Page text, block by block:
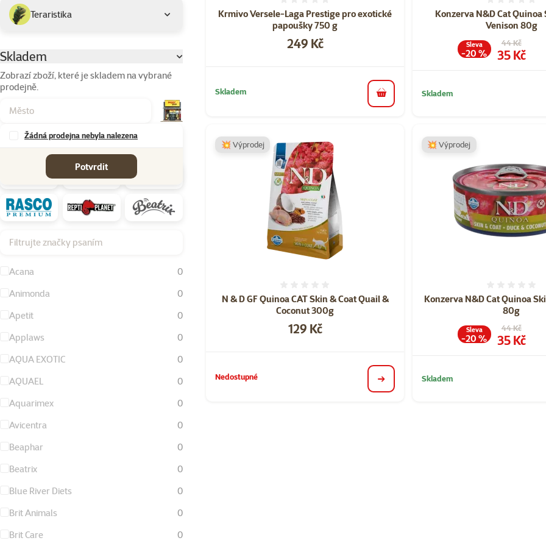
Teraristika
Parametrický filtr
Skladem
Zobrazí zboží, které je skladem na vybrané
prodejně.
Žádná prodejna nebyla nalezena
Potvrdit
Filtrujte značky psaním
Acana
0
Animonda
0
Apetit
0
Applaws
0
AQUA EXOTIC
0
AQUAEL
0
Aquarimex
0
Avicentra
0
Beaphar
0
Beatrix
0
Blue River Diets
0
Brit Animals
0
Brit Care
0
Krmivo Versele-Laga Prestige pro exotické
papoušky 750 g
Cena
249 Kč
Skladem
do košíku
Konzerva N&D Cat Quinoa
Venison 80g
Původní cena
44 Kč
Cena
35 Kč
Sleva
-20 %
Skladem
N & D GF Quinoa CAT Skin & Coat Quail &
Coconut 300g
Cena
129 Kč
💥 Výprodej
Nedostupné
detail
Konzerva N&D Cat Quinoa
80g
Původní cena
44 Kč
Cena
35 Kč
Sleva
-20 %
💥 Výprodej
Skladem